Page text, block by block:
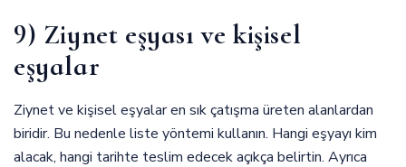
9) Ziynet eşyası ve kişisel
eşyalar
Ziynet ve kişisel eşyalar en sık çatışma üreten alanlardan
biridir. Bu nedenle liste yöntemi kullanın. Hangi eşyayı kim
alacak, hangi tarihte teslim edecek açıkça belirtin. Ayrıca